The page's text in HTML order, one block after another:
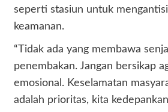
seperti stasiun untuk
keamanan.
“Tidak ada yang membawa
penembakan. Jangan bersikap
emosional. Keselamatan
adalah prioritas, kita